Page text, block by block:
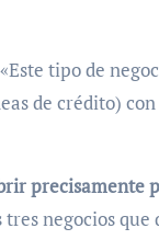
tipo de
de crédito)
precisamente
negocios